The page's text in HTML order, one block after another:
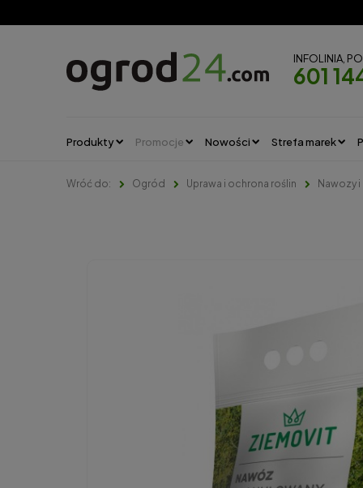
INFOLINIA,
601
Produkty Promocje Nowości Strefa marek
Ogród Uprawa i ochrona roślin Nawozy